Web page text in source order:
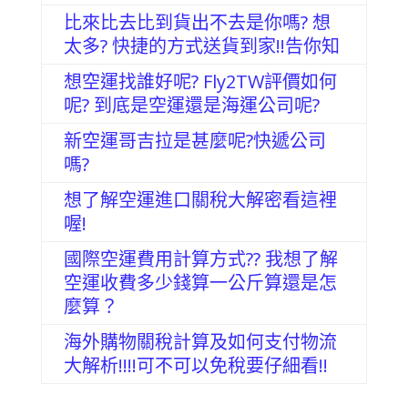
比來比去比到貨出不去是你嗎? 想
太多? 快捷的方式送貨到家!!告你知
想空運找誰好呢? Fly2TW評價如何
呢? 到底是空運還是海運公司呢?
新空運哥吉拉是甚麼呢?快遞公司
嗎?
想了解空運進口關稅大解密看這裡
喔!
國際空運費用計算方式?? 我想了解
空運收費多少錢算一公斤算還是怎
麼算？
海外購物關稅計算及如何支付物流
大解析!!!!可不可以免稅要仔細看!!